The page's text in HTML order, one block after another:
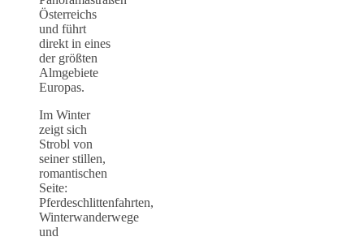
Österreichs
und führt
direkt in eines
der größten
Almgebiete
Europas.
Im Winter
zeigt sich
Strobl von
seiner stillen,
romantischen
Seite:
Pferdeschlittenfahrten,
Winterwanderwege
und